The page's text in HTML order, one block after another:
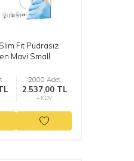
Fit Pudrasız
Mavi Small
2000 Adet
2.537,00 TL
+ KDV